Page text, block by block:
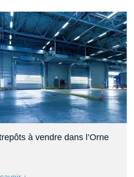
dans l’Orne